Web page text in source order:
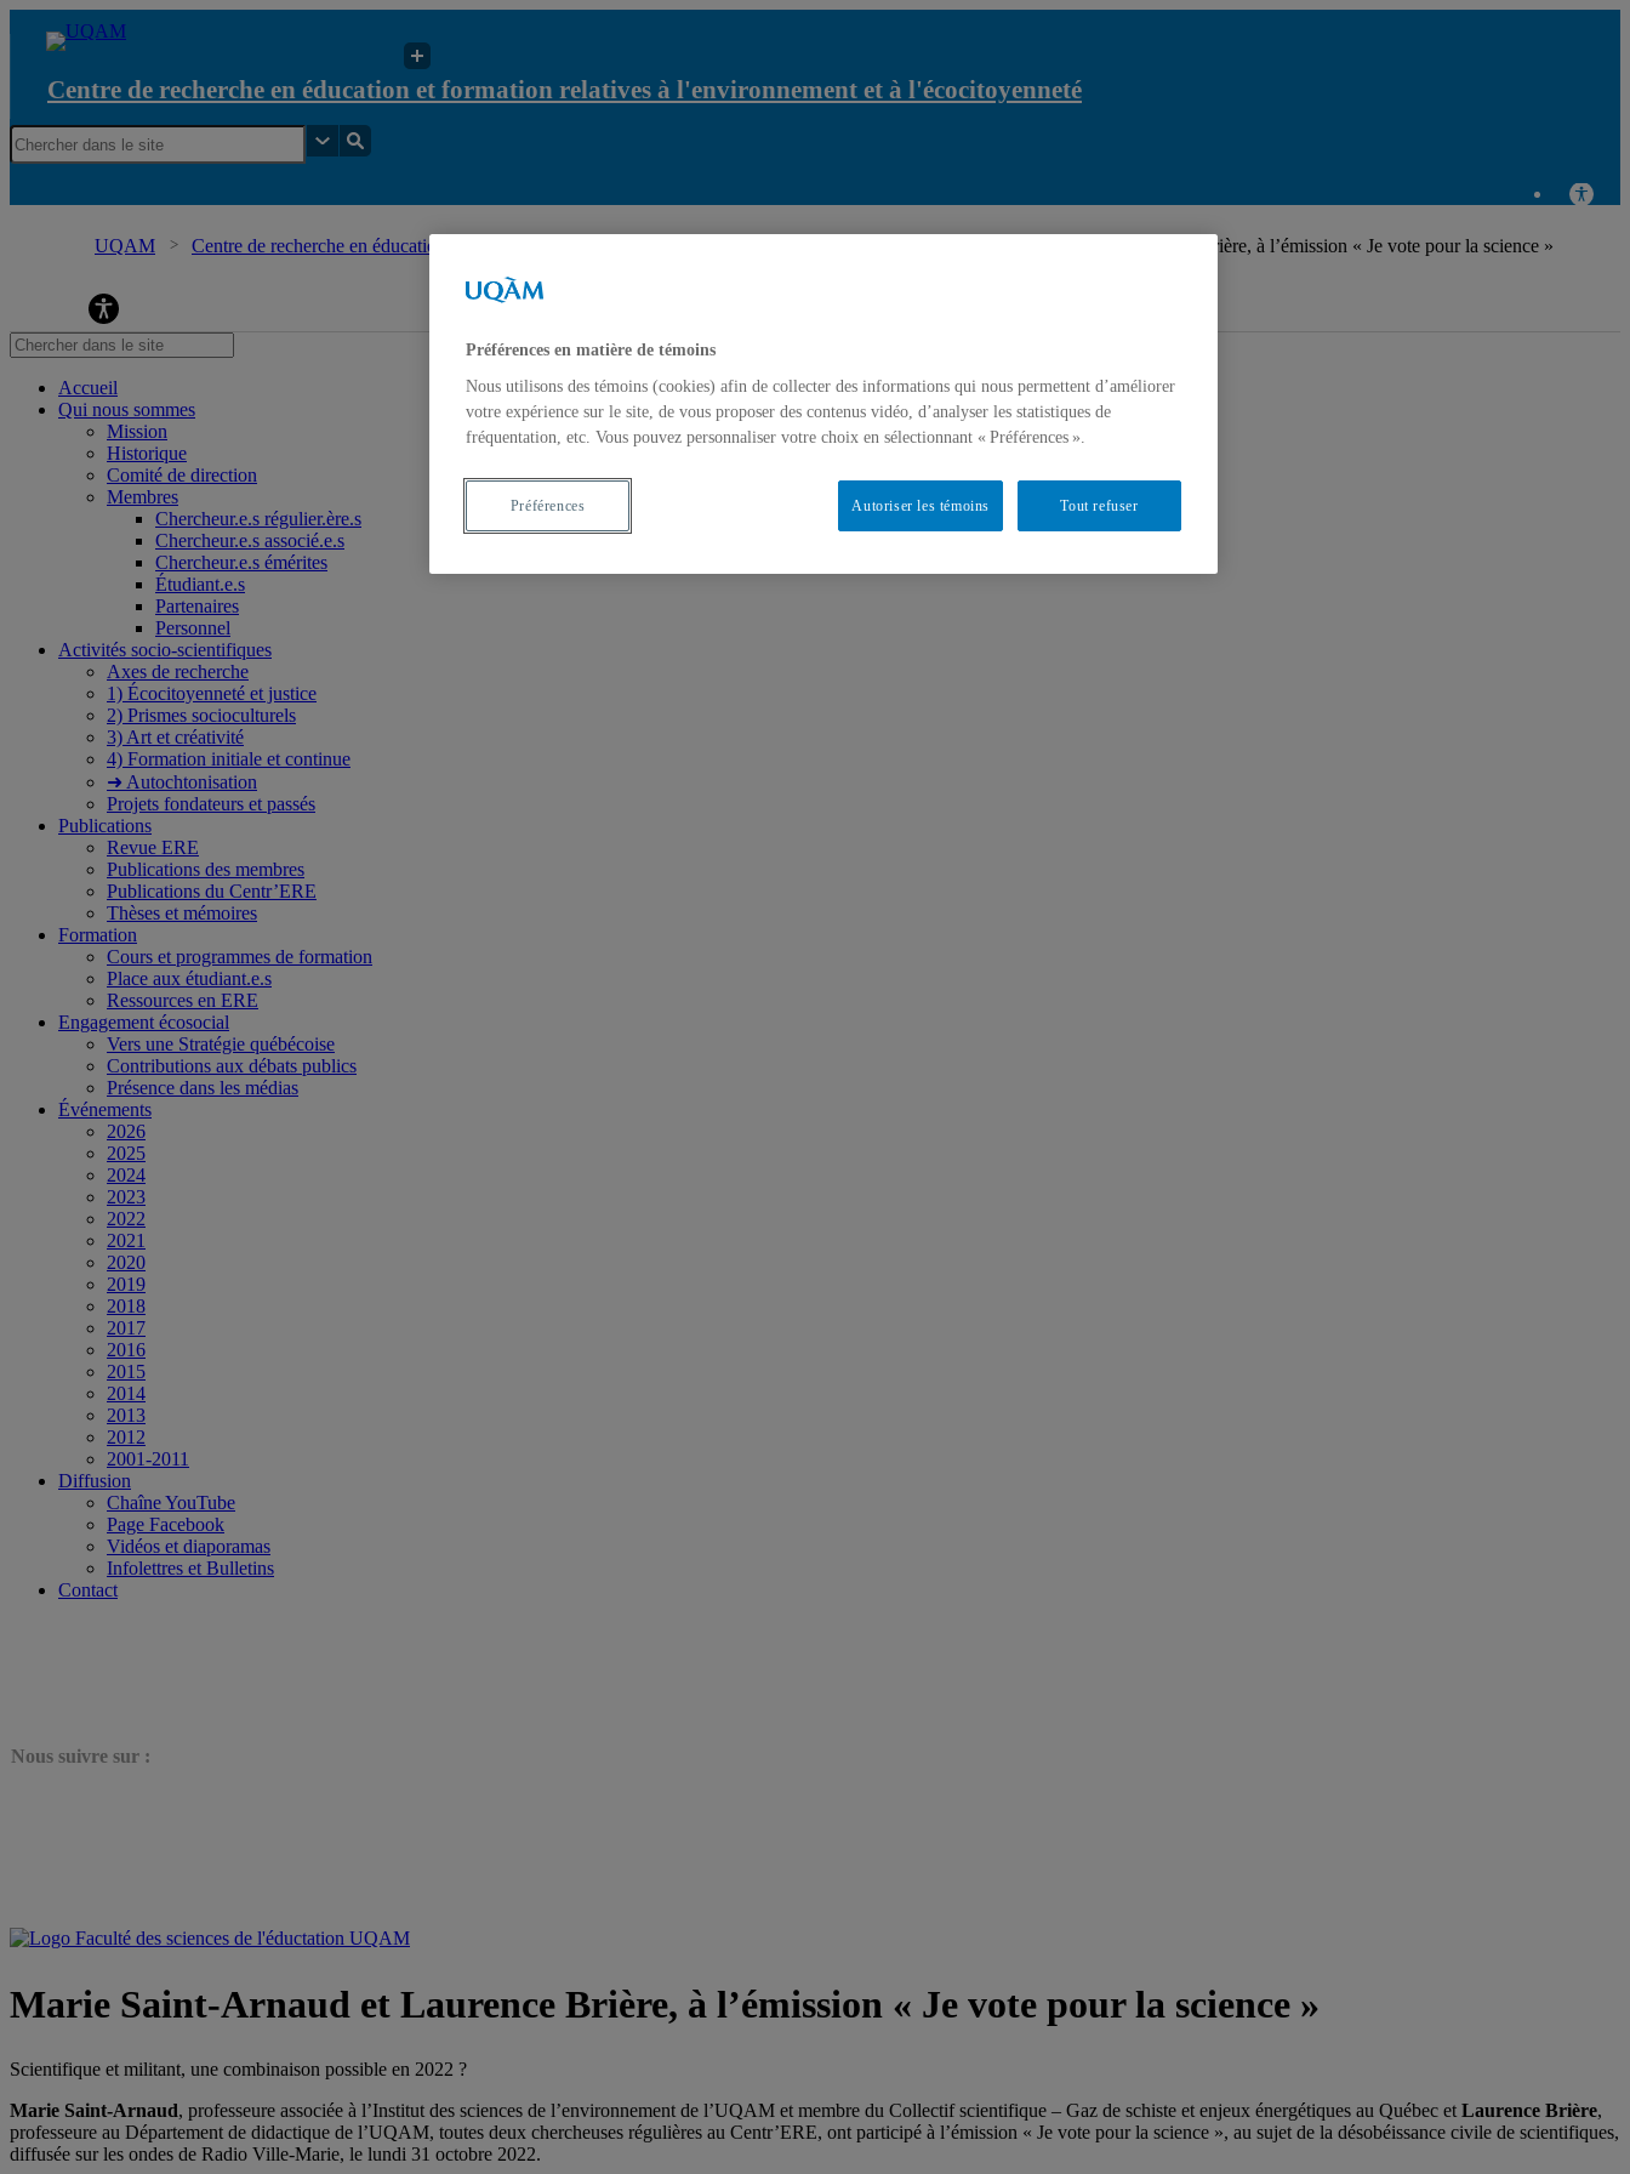
Centre de recherche en éducation et formation relatives à l'environnement et à l'écocitoyenneté
UQAM Centre de recherche en éducation et formation relatives à l'environnement et à l'écocitoyenneté Marie Saint-Arnaud et Laurence Brière, à l’émission « Je vote pour la science »
Centre de recherche en éducation et formation relatives à l'environnement et à l'écocitoyenneté
Accueil
Qui nous sommes
Mission
Historique
Comité de direction
Membres
Chercheur.e.s régulier.ère.s
Chercheur.e.s associé.e.s
Chercheur.e.s émérites
Étudiant.e.s
Partenaires
Personnel
Activités socio-scientifiques
Axes de recherche
1) Écocitoyenneté et justice
2) Prismes socioculturels
3) Art et créativité
4) Formation initiale et continue
➜ Autochtonisation
Projets fondateurs et passés
Publications
Revue ERE
Publications des membres
Publications du Centr’ERE
Thèses et mémoires
Formation
Cours et programmes de formation
Place aux étudiant.e.s
Ressources en ERE
Engagement écosocial
Vers une Stratégie québécoise
Contributions aux débats publics
Présence dans les médias
Événements
2026
2025
2024
2023
2022
2021
2020
2019
2018
2017
2016
2015
2014
2013
2012
2001-2011
Diffusion
Chaîne YouTube
Page Facebook
Vidéos et diaporamas
Infolettres et Bulletins
Contact
Nous suivre sur :
Marie Saint-Arnaud et Laurence Brière, à l’émission « Je vote pour la science »
Scientifique et militant, une combinaison possible en 2022 ?
Marie Saint-Arnaud, professeure associée à l’Institut des sciences de l’environnement de l’UQAM et membre du Collectif scientifique – Gaz de schiste et enjeux énergétiques au Québec et Laurence Brière,
professeure au Département de didactique de l’UQAM, toutes deux chercheuses régulières au Centr’ERE, ont participé à l’émission « Je vote pour la science », au sujet de la désobéissance civile de scientifiques,
diffusée sur les ondes de Radio Ville-Marie, le lundi 31 octobre 2022.
Préférences en matière de témoins
Nous utilisons des témoins (cookies) afin de collecter des informations qui nous permettent d’améliorer
votre expérience sur le site, de vous proposer des contenus vidéo, d’analyser les statistiques de
fréquentation, etc. Vous pouvez personnaliser votre choix en sélectionnant « Préférences ».
Tout refuser
Autoriser les témoins
Préférences